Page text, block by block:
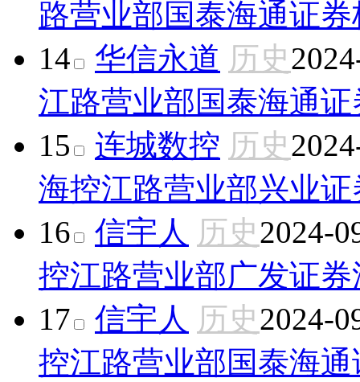
路营业部国泰海通证
14
华信永道 历史
江路营业部国泰海通
15
连城数控 历史
海控江路营业部兴业
16
信宇人 历史2024-
控江路营业部广发证
17
信宇人 历史2024-
控江路营业部国泰海